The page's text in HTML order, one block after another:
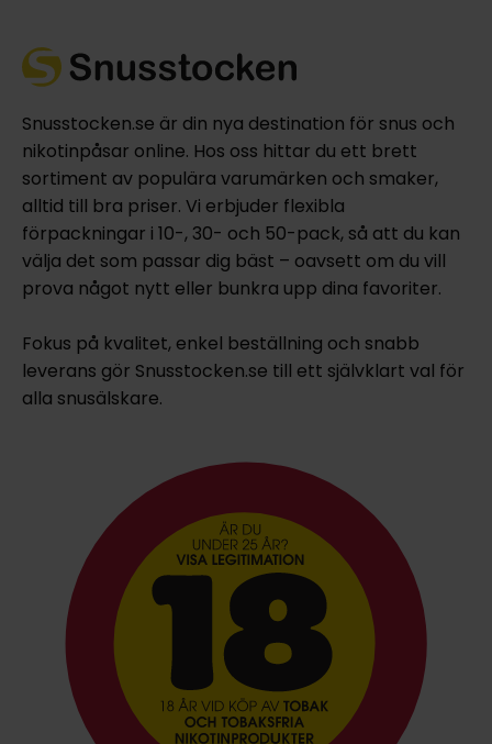
Snusstocken.se är din nya destination för snus och
nikotinpåsar online. Hos oss hittar du ett brett
sortiment av populära varumärken och smaker,
alltid till bra priser. Vi erbjuder flexibla
förpackningar i 10-, 30- och 50-pack, så att du kan
välja det som passar dig bäst – oavsett om du vill
prova något nytt eller bunkra upp dina favoriter.
Fokus på kvalitet, enkel beställning och snabb
leverans gör Snusstocken.se till ett självklart val för
alla snusälskare.